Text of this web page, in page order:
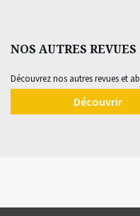
NOS AUTRES REVUES
Découvrez nos autres revues et
Découvrir